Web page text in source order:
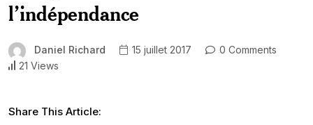
l’indépendance
Daniel Richard 15 juillet 2017
0 Comments
21 Views
Share This Article: